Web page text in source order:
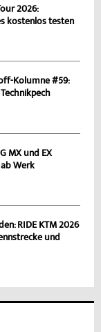
2026:
kostenlos testen
Kolumne #59:
MX und EX
Werk
RIDE KTM 2026
und